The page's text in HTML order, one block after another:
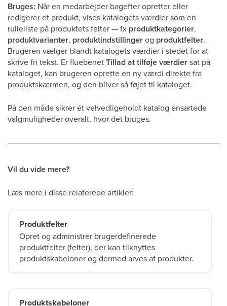
Bruges: Når en medarbejder bagefter opretter eller
redigerer et produkt, vises katalogets værdier som en
rulleliste på produktets felter — fx produktkategorier,
produktvarianter, produktindstillingerog produktfelter.
Brugeren vælger blandt katalogets værdier i stedet for at
skrive fri tekst. Er fluebenetTillad at tilføje værdiersat på
kataloget, kan brugeren oprette en ny værdi direkte fra
produktskærmen, og den bliver så føjet til kataloget.
På den måde sikrer ét velvedligeholdt katalog ensartede
valgmuligheder overalt, hvor det bruges.
Vil du vide mere?
Læs mere i disse relaterede artikler:
Produktfelter
Opret og administrer brugerdefinerede
produktfelter (felter), der kan tilknyttes
produktskabeloner og dermed arves af produkter.
Produktskabeloner